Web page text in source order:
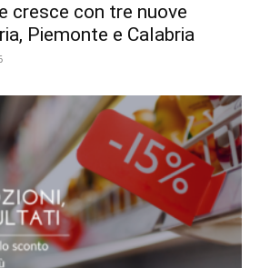
cresce con tre nuove
Piemonte e Calabria